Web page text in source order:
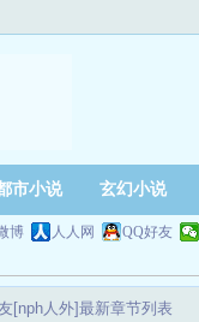
市小说 玄幻小说
博 人人网 QQ好友
[nph人外]最新章节列表